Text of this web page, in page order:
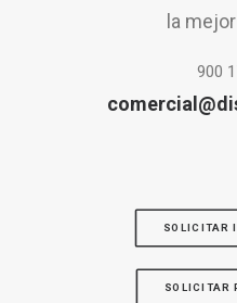
la
900
SOLICITAR
SOLICITAR